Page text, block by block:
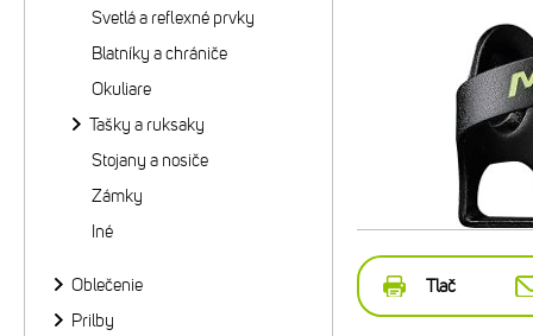
Tlač
Svetlá a reflexné prvky
Blatníky a chrániče
Okuliare
Tašky a ruksaky
Stojany a nosiče
Zámky
Iné
Oblečenie
Prilby